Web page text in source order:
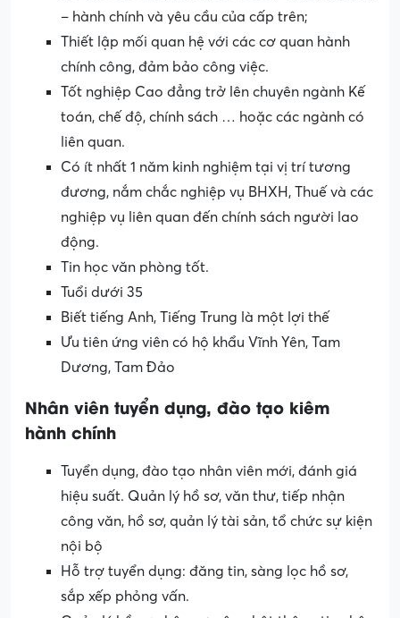
– hành chính và yêu cầu của cấp trên;
Thiết lập mối quan hệ với các cơ quan hành
chính công, đảm bảo công việc.
Tốt nghiệp Cao đẳng trở lên chuyên ngành Kế
toán, chế độ, chính sách … hoặc các ngành có
liên quan.
Có ít nhất 1 năm kinh nghiệm tại vị trí tương
đương, nắm chắc nghiệp vụ BHXH, Thuế và các
nghiệp vụ liên quan đến chính sách người lao
động.
Tin học văn phòng tốt.
Tuổi dưới 35
Biết tiếng Anh, Tiếng Trung là một lợi thế
Ưu tiên ứng viên có hộ khẩu Vĩnh Yên, Tam
Dương, Tam Đảo
Nhân viên tuyển dụng, đào tạo kiêm
hành chính
Tuyển dụng, đào tạo nhân viên mới, đánh giá
hiệu suất. Quản lý hồ sơ, văn thư, tiếp nhận
công văn, hồ sơ, quản lý tài sản, tổ chức sự kiện
nội bộ
Hỗ trợ tuyển dụng: đăng tin, sàng lọc hồ sơ,
sắp xếp phỏng vấn.